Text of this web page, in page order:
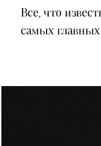
Все, что
самых главных